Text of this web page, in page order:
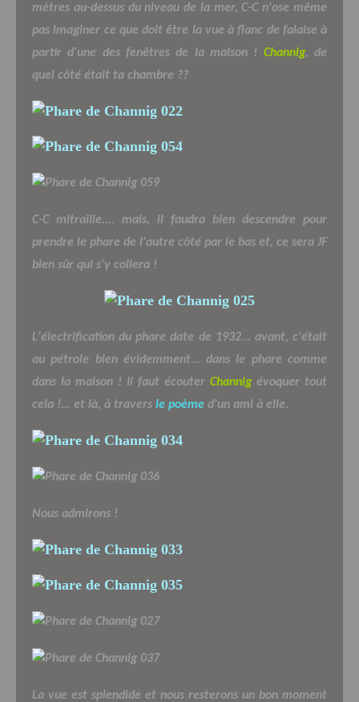
mètres au-dessus du niveau de la mer, C-C n'ose même
pas imaginer ce que doit être la vue à flanc de falaise à
partir d'une des fenêtres de la maison ! Channig, de
quel côté était ta chambre ??
C-C mitraille.... mais, il faudra bien descendre pour
prendre le phare de l'autre côté par le bas et, ce sera JF
bien sûr qui s'y collera !
L'électrification du phare date de 1932... avant, c'était
au pétrole bien évidemment... dans le phare comme
dans la maison ! Il faut écouter Channigévoquer tout
cela !... et là, à travers le poème d'un ami à elle.
Nous admirons !
La vue est splendide et nous resterons un bon moment